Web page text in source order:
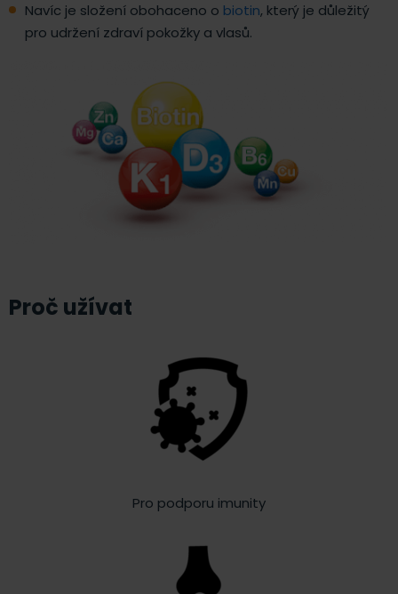
Navíc je složení obohaceno o biotin, který je důležitý
pro udržení zdraví pokožky a vlasů.
Proč užívat
Pro podporu imunity